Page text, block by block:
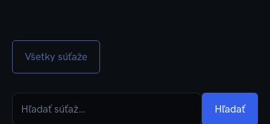
Všetky súťaže
Hľadať